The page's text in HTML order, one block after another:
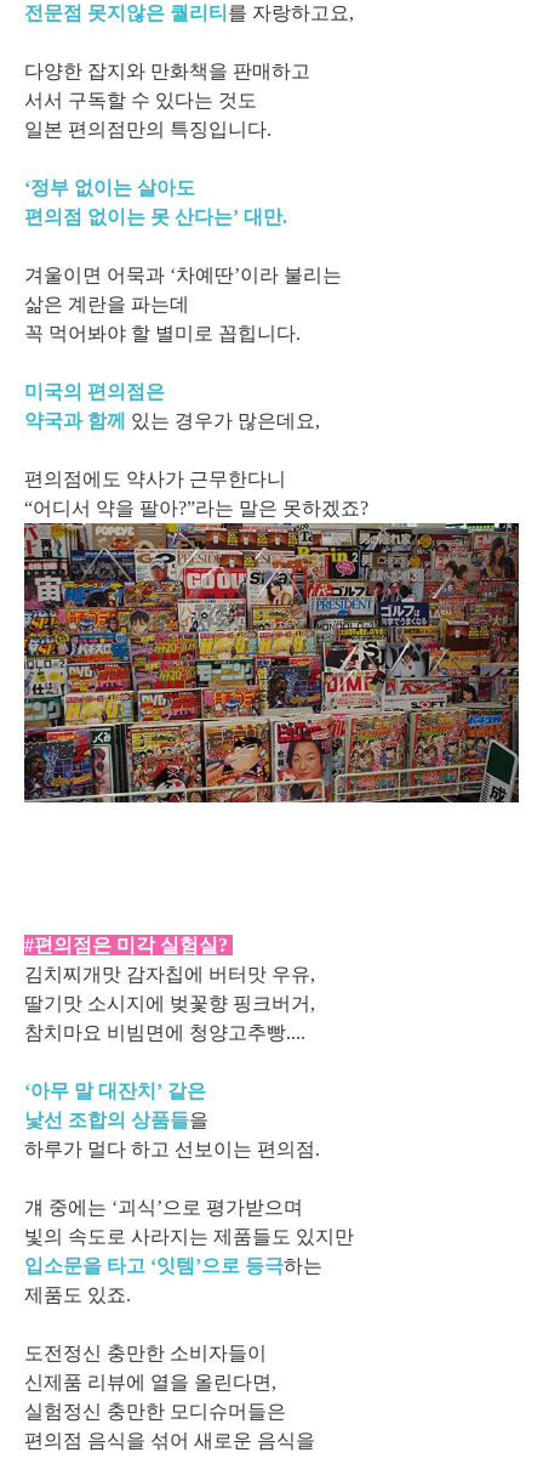
전문점 못지않은 퀄리티 를 자랑하고요,
다양한 잡지와 만화책을 판매하고
서서 구독할 수 있다는 것도
일본 편의점만의 특징입니다.
‘정부 없이는 살아도
편의점 없이는 못 산다는’ 대만.
겨울이면 어묵과 ‘차예딴’이라 불리는
삶은 계란을 파는데
꼭 먹어봐야 할 별미로 꼽힙니다.
미국의 편의점은
약국과 함께
있는 경우가 많은데요,
편의점에도 약사가 근무한다니
“어디서 약을 팔아?”라는 말은 못하겠죠?
#편의점은 미각 실험실?
김치찌개맛 감자칩에 버터맛 우유,
딸기맛 소시지에 벚꽃향 핑크버거,
참치마요 비빔면에 청양고추빵....
‘아무 말 대잔치’ 같은
낯선 조합의 상품들을
하루가 멀다 하고 선보이는 편의점.
걔 중에는 ‘괴식’으로 평가받으며
빛의 속도로 사라지는 제품들도 있지만
입소문을 타고 ‘잇템’으로 등극하는
제품도 있죠.
도전정신 충만한 소비자들이
신제품 리뷰에 열을 올린다면,
실험정신 충만한 모디슈머들은
편의점 음식을 섞어 새로운 음식을